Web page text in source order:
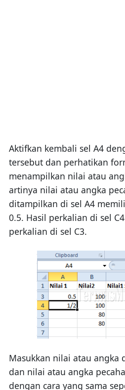
Aktifkan kembali sel A4
tersebut dan perhatikan
menampilkan nilai atau
artinya nilai atau angka
ditampilkan di sel A4
0.5. Hasil perkalian di sel
perkalian di sel C3.
Masukkan nilai atau angka
dan nilai atau angka
dengan cara yang sama